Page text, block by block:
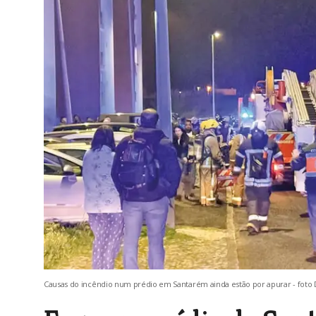
Causas do incêndio num prédio em Santarém ainda estão por apurar - foto